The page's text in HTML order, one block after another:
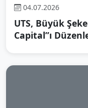
04.07.2026
UTS, Büyük
Capital”ı